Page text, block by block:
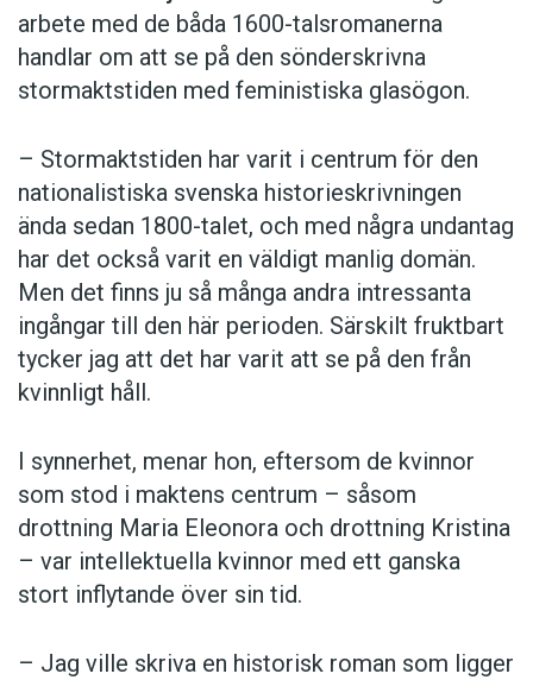
arbete med de båda 1600-talsromanerna
handlar om att se på den sönderskrivna
stormaktstiden med feministiska glasögon.
– Stormaktstiden har varit i centrum för den
nationalistiska svenska historieskrivningen
ända sedan 1800-talet, och med några undantag
har det också varit en väldigt manlig domän.
Men det finns ju så många andra intressanta
ingångar till den här perioden. Särskilt fruktbart
tycker jag att det har varit att se på den från
kvinnligt håll.
I synnerhet, menar hon, eftersom de kvinnor
som stod i maktens centrum – såsom
drottning Maria Eleonora och drottning Kristina
– var intellektuella kvinnor med ett ganska
stort inflytande över sin tid.
– Jag ville skriva en historisk roman som ligger